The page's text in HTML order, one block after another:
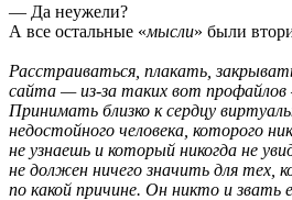
— Да неужели?
А все остальные «мысли» были
Расстраиваться, плакать,
сайта — из-за таких вот профайлов
Принимать близко к сердцу
недостойного человека, которого
не узнаешь и который никогда не
не должен ничего значить для тех,
по какой причине. Он никто и звать